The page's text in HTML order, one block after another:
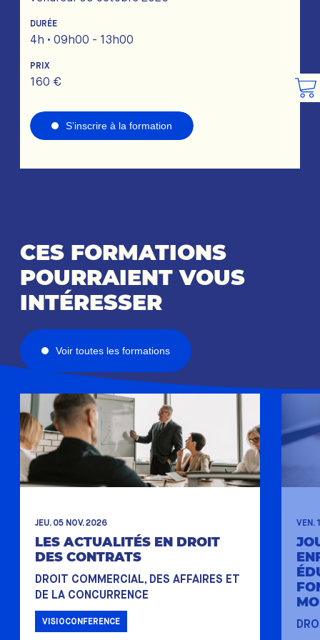
DURÉE
4h • 09h00 - 13h00
PRIX
160 €
S’inscrire à la formation
CES FORMATIONS
POURRAIENT VOUS
INTÉRESSER
Voir toutes les formations
JEU. 05 NOV. 2026
LES ACTUALITÉS EN DROIT
DES CONTRATS
DROIT COMMERCIAL, DES AFFAIRES ET
DE LA CONCURRENCE
VISIOCONFERENCE
VEN.